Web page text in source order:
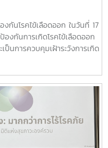
กันโรคไข้เลือดออก ในวันที่ 17
งกันการเกิดโรคไข้เลือดออก
ป็นการควบคุมเฝ้าระวังการเกิด
เจ้าหน้าที่จากเทศบาลเมือง
เวณหอพักนักศึกษา สวนป่า
อบมหาวิทยาลัย ทั้งนี้ ทีมงานผู้
อบทรายอะเบทให้แก่งานอนามัย
ประชาสัมพันธ์ให้ทุกหน่วยงานที่
ถมารับได้ที่งานอนามัย กอง
ข